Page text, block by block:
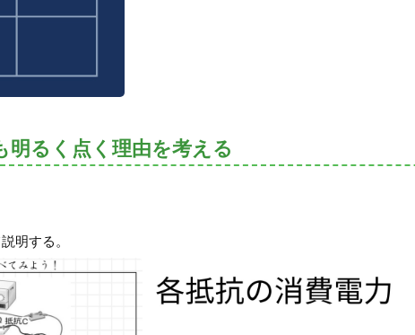
明るく点く理由を考える
明する。